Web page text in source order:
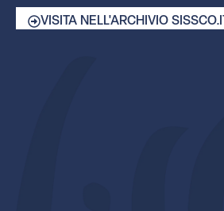
VISITA NELL'ARCHIVIO SISSCO.IT